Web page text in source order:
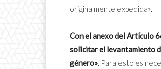
originalmente expedida».
Con el anexo del Artículo
solicitar el levantamiento
género». Para esto es